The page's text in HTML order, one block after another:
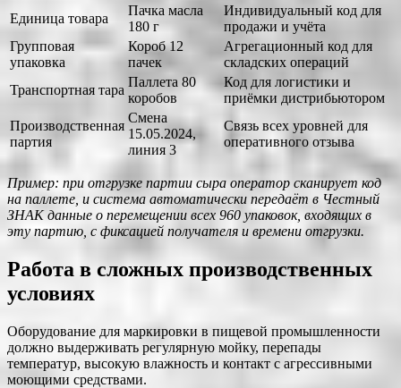
Единица товара
Пачка масла
180 г
Индивидуальный код для
продажи и учёта
Групповая
упаковка
Короб 12
пачек
Агрегационный код для
складских операций
Транспортная тара
Паллета 80
коробов
Код для логистики и
приёмки дистрибьютором
Производственная
партия
Смена
15.05.2024,
линия 3
Связь всех уровней для
оперативного отзыва
Пример: при отгрузке партии сыра оператор сканирует код
на паллете, и система автоматически передаёт в Честный
ЗНАК данные о перемещении всех 960 упаковок, входящих в
эту партию, с фиксацией получателя и времени отгрузки.
Работа в сложных производственных
условиях
Оборудование для маркировки в пищевой промышленности
должно выдерживать регулярную мойку, перепады
температур, высокую влажность и контакт с агрессивными
моющими средствами.